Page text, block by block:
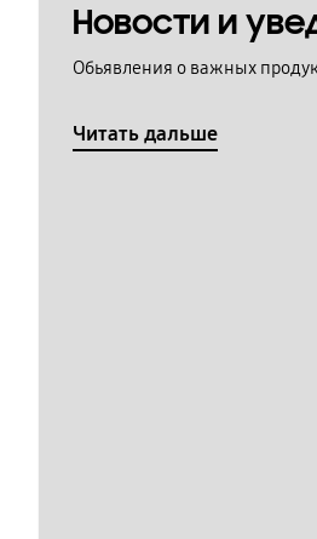
Новости и
Обьявления о важных
Читать дальше